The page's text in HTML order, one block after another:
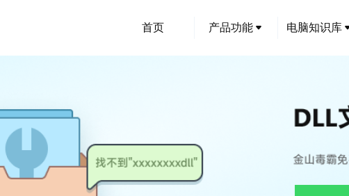
首页 产品功能 电脑知识库